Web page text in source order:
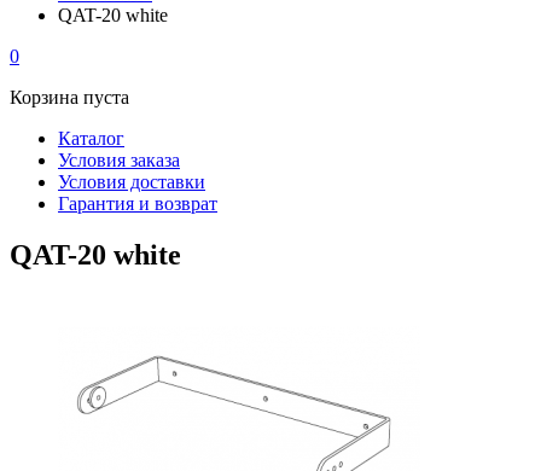
QAT-20 white
0
Корзина пуста
Каталог
Условия заказа
Условия доставки
Гарантия и возврат
QAT-20 white